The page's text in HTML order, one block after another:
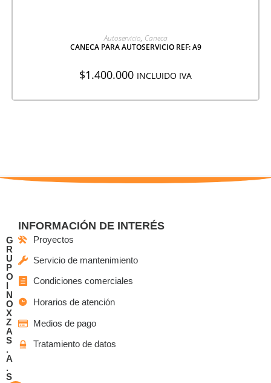
AGREGAR A COTIZACIÓN
Autoservicio, Caneca
CANECA PARA AUTOSERVICIO REF: A9
$1.400.000 INCLUIDO IVA
G
R
U
P
O
I
N
O
X
Z
A
S
.
A
.
S
INFORMACIÓN DE INTERÉS
Proyectos
Servicio de mantenimiento
Condiciones comerciales
Horarios de atención
Medios de pago
Tratamiento de datos